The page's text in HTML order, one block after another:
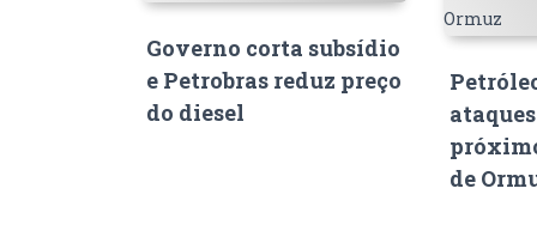
Governo corta subsídio
e Petrobras reduz preço
do diesel
de